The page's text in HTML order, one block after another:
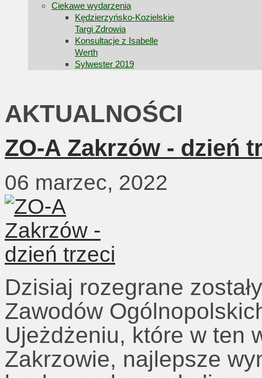
Ciekawe wydarzenia
Kędzierzyńsko-Kozielskie
Targi Zdrowia
Konsultacje z Isabelle
Werth
Sylwester 2019
AKTUALNOŚCI
ZO-A Zakrzów - dzień
06 marzec, 2022
Dzisiaj rozegrane
Zawodów
Ujeżdżeniu, które w ten
Zakrzowie, najlepsze